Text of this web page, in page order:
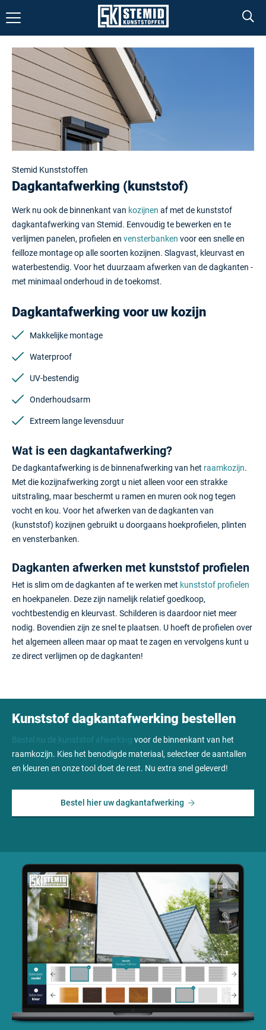
PRODUCTEN
Gevel
Dakrand en overstek
Kozijn
Wand, plafond en vloer
Profielen
KLEURMONSTERS
DOWNLOADS
MERKEN
DEALERS
VACATURES (5)
CONTACT
Stemid Kunststoffen
Dagkantafwerking (kunststof)
Werk nu ook de binnenkant van kozijnen af met de kunststof
dagkantafwerking van Stemid. Eenvoudig te bewerken en te
verlijmen panelen, profielen en vensterbanken voor een snelle en
feilloze montage op alle soorten kozijnen. Slagvast, kleurvast en
waterbestendig. Voor het duurzaam afwerken van de dagkanten -
met minimaal onderhoud in de toekomst.
Dagkantafwerking voor uw kozijn
Makkelijke montage
Waterproof
UV-bestendig
Onderhoudsarm
Extreem lange levensduur
Wat is een dagkantafwerking?
De dagkantafwerking is de binnenafwerking van het raamkozijn.
Met die kozijnafwerking zorgt u niet alleen voor een strakke
uitstraling, maar beschermt u ramen en muren ook nog tegen
vocht en kou. Voor het afwerken van de dagkanten van
(kunststof) kozijnen gebruikt u doorgaans hoekprofielen, plinten
en vensterbanken.
Dagkanten afwerken met kunststof profielen
Het is slim om de dagkanten af te werken met kunststof profielen
en hoekpanelen. Deze zijn namelijk relatief goedkoop,
vochtbestendig en kleurvast. Schilderen is daardoor niet meer
nodig. Bovendien zijn ze snel te plaatsen. U hoeft de profielen over
het algemeen alleen maar op maat te zagen en vervolgens kunt u
ze direct verlijmen op de dagkanten!
Kunststof dagkantafwerking bestellen
Bestel nu de kunststof afwerking voor de binnenkant van het
raamkozijn. Kies het benodigde materiaal, selecteer de aantallen
en kleuren en onze tool doet de rest. Nu extra snel geleverd!
Bestel hier uw dagkantafwerking